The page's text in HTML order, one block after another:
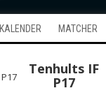
KALENDER MATCHER
Tenhults IF
P17